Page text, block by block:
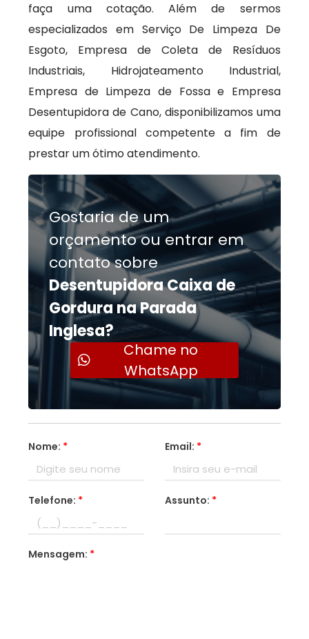
faça uma cotação. Além de sermos
especializados em Serviço De Limpeza De
Esgoto, Empresa de Coleta de Resíduos
Industriais, Hidrojateamento Industrial,
Empresa de Limpeza de Fossa e Empresa
Desentupidora de Cano, disponibilizamos uma
equipe profissional competente a fim de
prestar um ótimo atendimento.
Gostaria de um
orçamento ou entrar em
contato sobre
Desentupidora Caixa de
Gordura na Parada
Inglesa?
Chame no
WhatsApp
Nome: * Email: *
Telefone: * Assunto: *
Mensagem: *